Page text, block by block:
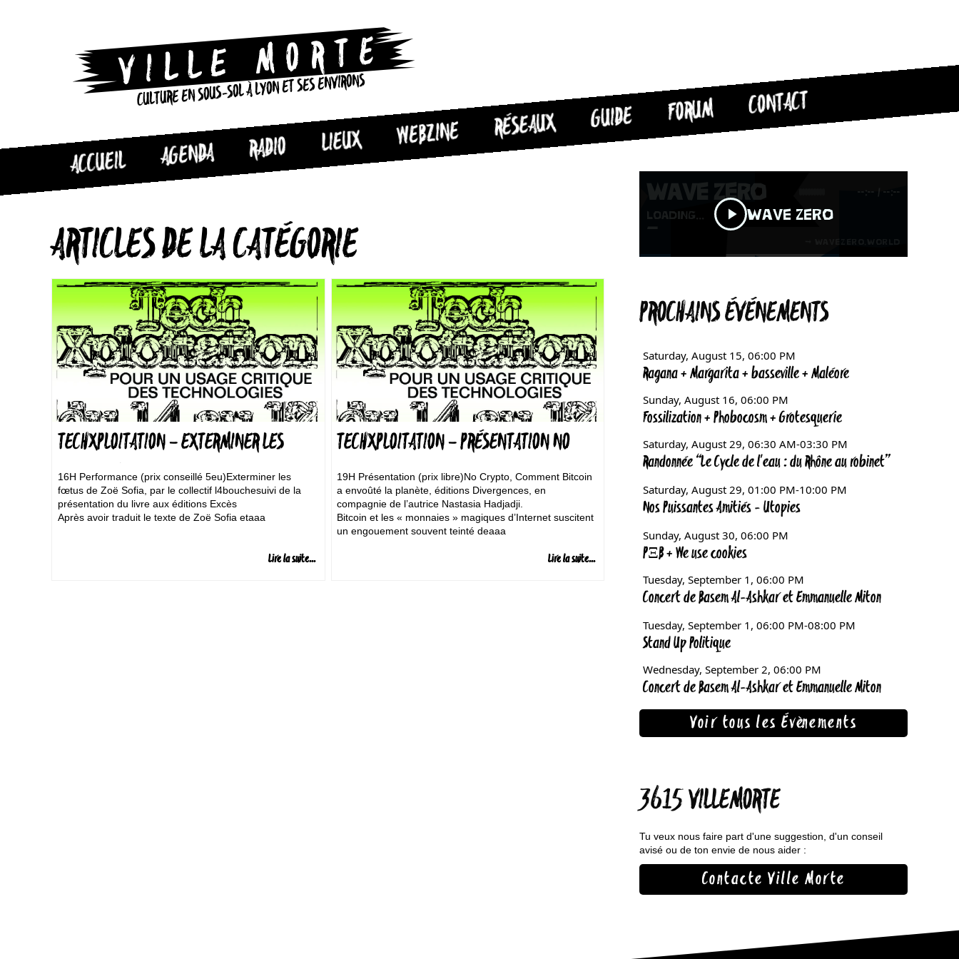
CULTURE EN SOUS-SOL À LYON ET SES ENVIRONS
ACCUEIL AGENDA RADIO LIEUX WEBZINE RÉSEAUX GUIDE FORUM CONTACT
ARTICLES DE LA CATÉGORIE
TECHXPLOITATION – EXTERMINER LES
FŒTUS, L4BOUCHE
16H Performance (prix conseillé 5eu)Exterminer les
fœtus de Zoë Sofia, par le collectif l4bouchesuivi de la
présentation du livre aux éditions Excès
Après avoir traduit le texte de Zoë Sofia etaaa
Lire la suite...
TECHXPLOITATION – PRÉSENTATION NO
CRYPTO! + FESTIN
19H Présentation (prix libre)No Crypto, Comment Bitcoin
a envoûté la planète, éditions Divergences, en
compagnie de l’autrice Nastasia Hadjadji.
Bitcoin et les « monnaies » magiques d’Internet suscitent
un engouement souvent teinté deaaa
Lire la suite...
PROCHAINS ÉVÉNEMENTS
Voir tous les Évènements
3615 VILLEMORTE
Tu veux nous faire part d'une suggestion, d'un conseil
avisé ou de ton envie de nous aider :
Contacte Ville Morte